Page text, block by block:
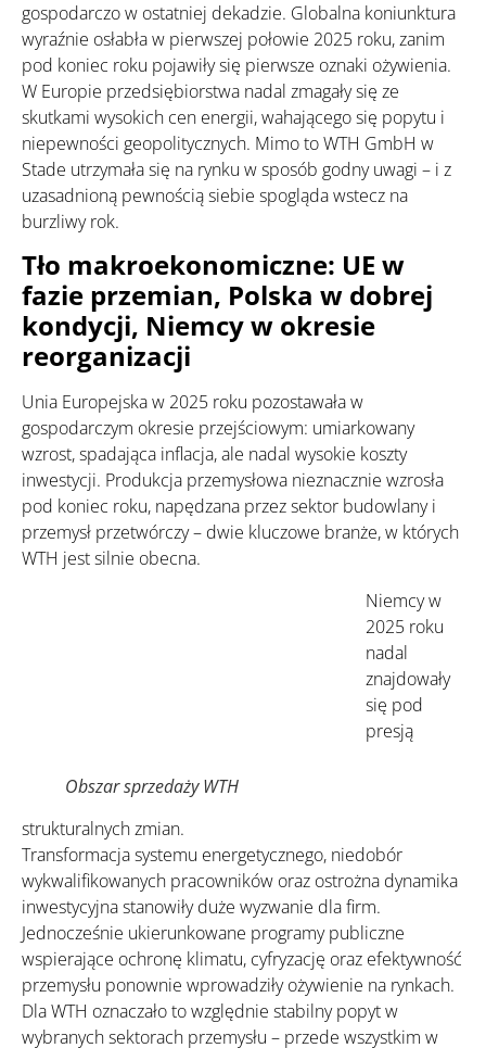
gospodarczo w ostatniej dekadzie. Globalna koniunktura
wyraźnie osłabła w pierwszej połowie 2025 roku, zanim
pod koniec roku pojawiły się pierwsze oznaki ożywienia.
W Europie przedsiębiorstwa nadal zmagały się ze
skutkami wysokich cen energii, wahającego się popytu i
niepewności geopolitycznych. Mimo to WTH GmbH w
Stade utrzymała się na rynku w sposób godny uwagi – i z
uzasadnioną pewnością siebie spogląda wstecz na
burzliwy rok.
Tło makroekonomiczne: UE w
fazie przemian, Polska w dobrej
kondycji, Niemcy w okresie
reorganizacji
Unia Europejska w 2025 roku pozostawała w
gospodarczym okresie przejściowym: umiarkowany
wzrost, spadająca inflacja, ale nadal wysokie koszty
inwestycji. Produkcja przemysłowa nieznacznie wzrosła
pod koniec roku, napędzana przez sektor budowlany i
przemysł przetwórczy – dwie kluczowe branże, w których
WTH jest silnie obecna.
Obszar sprzedaży WTH
Niemcy w
2025 roku
nadal
znajdowały
się pod
presją
strukturalnych zmian.
Transformacja systemu energetycznego, niedobór
wykwalifikowanych pracowników oraz ostrożna dynamika
inwestycyjna stanowiły duże wyzwanie dla firm.
Jednocześnie ukierunkowane programy publiczne
wspierające ochronę klimatu, cyfryzację oraz efektywność
przemysłu ponownie wprowadziły ożywienie na rynkach.
Dla WTH oznaczało to względnie stabilny popyt w
wybranych sektorach przemysłu – przede wszystkim w